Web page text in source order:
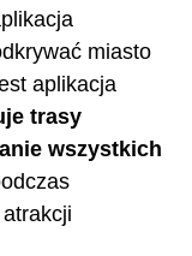
miasto
aplikacja
trasy
wszystkich